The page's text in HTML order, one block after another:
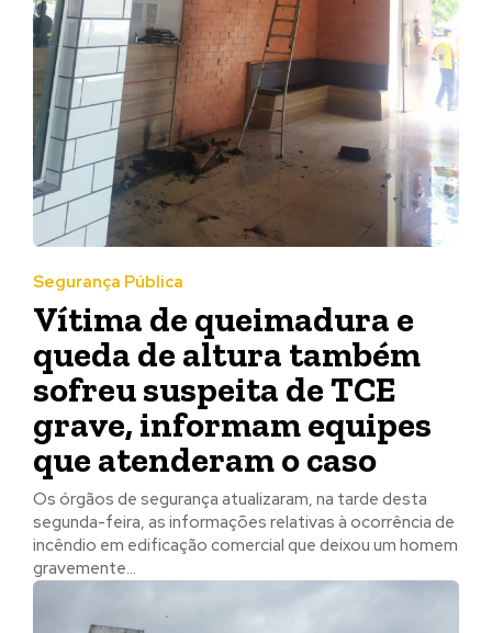
Segurança Pública
Vítima de queimadura e
queda de altura também
sofreu suspeita de TCE
grave, informam equipes
que atenderam o caso
Os órgãos de segurança atualizaram, na tarde desta
segunda-feira, as informações relativas à ocorrência de
incêndio em edificação comercial que deixou um homem
gravemente...